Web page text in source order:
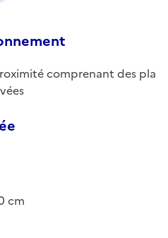
comprenant des pla
cm